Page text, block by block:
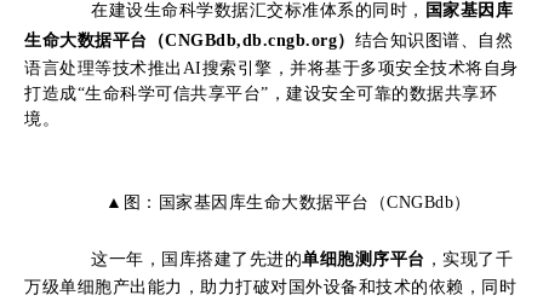
在建设生命科学数据汇交标准体系的同时， 国家基因库
生命大数据平台（CNGBdb,db.cngb.org） 结合知识图谱、自然
语言处理等技术推出AI搜索引擎，并将基于多项安全技术将自身
打造成“生命科学可信共享平台”，建设安全可靠的数据共享环
境。
▲图：国家基因库生命大数据平台（CNGBdb）
这一年， 国库搭建了先进的单细胞测序平台 ，实现了千
万级单细胞产出能力，助力打破对国外设备和技术的依赖，同时